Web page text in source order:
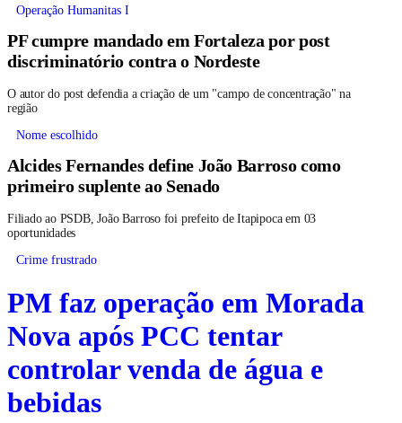
Operação Humanitas I
PF cumpre mandado em Fortaleza por post
discriminatório contra o Nordeste
O autor do post defendia a criação de um "campo de concentração" na
região
Nome escolhido
Alcides Fernandes define João Barroso como
primeiro suplente ao Senado
Filiado ao PSDB, João Barroso foi prefeito de Itapipoca em 03
oportunidades
Crime frustrado
PM faz operação em Morada
Nova após PCC tentar
controlar venda de água e
bebidas